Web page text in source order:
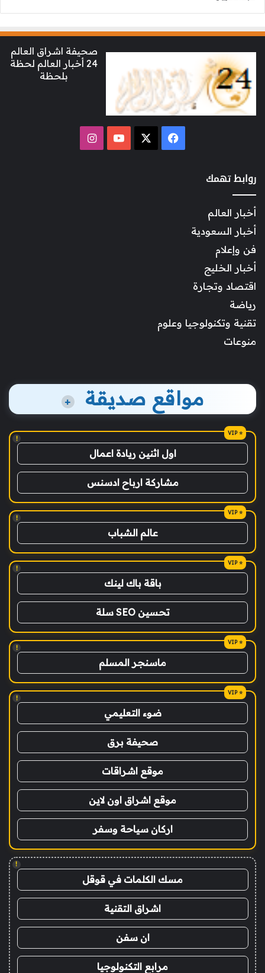
صحيفة اشراق العالم
24 أخبار العالم لحظة
بلحظة
فيسبوك ‫YouTubeانستقرام
روابط تهمك
أخبار العالم
أخبار السعودية
فن وإعلام
أخبار الخليج
اقتصاد وتجارة
رياضة
تقنية وتكنولوجيا وعلوم
منوعات
مواقع صديقة +
!
اول اثنين ريادة اعمال
مشاركة ارباح ادسنس
!
عالم الشباب
!
باقة باك لينك
تحسين SEO سلة
!
ماسنجر المسلم
!
ضوء التعليمي
صحيفة برق
موقع اشراقات
موقع اشراق اون لاين
اركان سياحة وسفر
!
مسك الكلمات في قوقل
اشراق التقنية
ان سفن
مرابع التكنولوجيا